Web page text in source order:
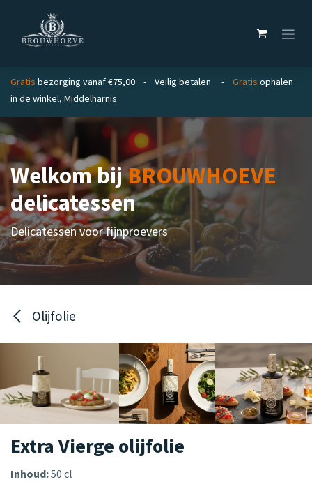
Overslaan naar inhoud
Gratis bezorging vanaf €75,00 - Veilig betalen - Gratis ophalen
in de winkel, Middelharnis
Welkom bijBROUWHOEVE
delicatessen
Delicatessen voor fijnproevers
Olijfolie
Extra Vierge olijfolie
Inhoud:50 cl